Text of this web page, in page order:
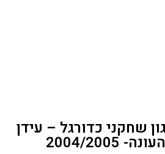
שחקני כדורגל – עידן
2005